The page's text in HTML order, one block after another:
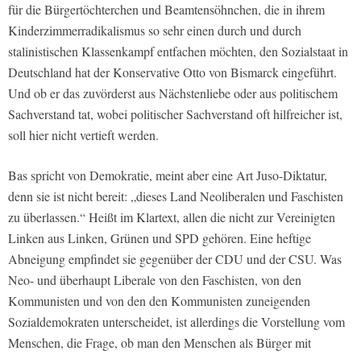
für die Bürgertöchterchen und Beamtensöhnchen, die in ihrem
Kinderzimmerradikalismus so sehr einen durch und durch
stalinistischen Klassenkampf entfachen möchten, den Sozialstaat in
Deutschland hat der Konservative Otto von Bismarck eingeführt.
Und ob er das zuvörderst aus Nächstenliebe oder aus politischem
Sachverstand tat, wobei politischer Sachverstand oft hilfreicher ist,
soll hier nicht vertieft werden.
Bas spricht von Demokratie, meint aber eine Art Juso-Diktatur,
denn sie ist nicht bereit: „dieses Land Neoliberalen und Faschisten
zu überlassen.“ Heißt im Klartext, allen die nicht zur Vereinigten
Linken aus Linken, Grünen und SPD gehören. Eine heftige
Abneigung empfindet sie gegenüber der CDU und der CSU. Was
Neo- und überhaupt Liberale von den Faschisten, von den
Kommunisten und von den den Kommunisten zuneigenden
Sozialdemokraten unterscheidet, ist allerdings die Vorstellung vom
Menschen, die Frage, ob man den Menschen als Bürger mit